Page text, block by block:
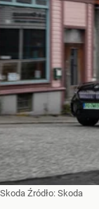
Skoda Źródło: Skoda